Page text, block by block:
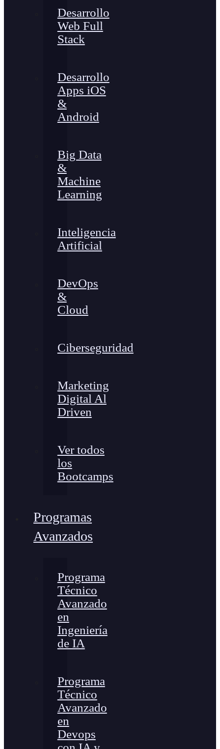
Desarrollo
Web Full
Stack
Desarrollo
Apps iOS
&
Android
Big Data
&
Machine
Learning
Inteligencia
Artificial
DevOps
&
Cloud
Ciberseguridad
Marketing
Digital Al
Driven
Ver todos
los
Bootcamps
Programas
Avanzados
Programa
Técnico
Avanzado
en
Ingeniería
de IA
Programa
Técnico
Avanzado
en
Devops